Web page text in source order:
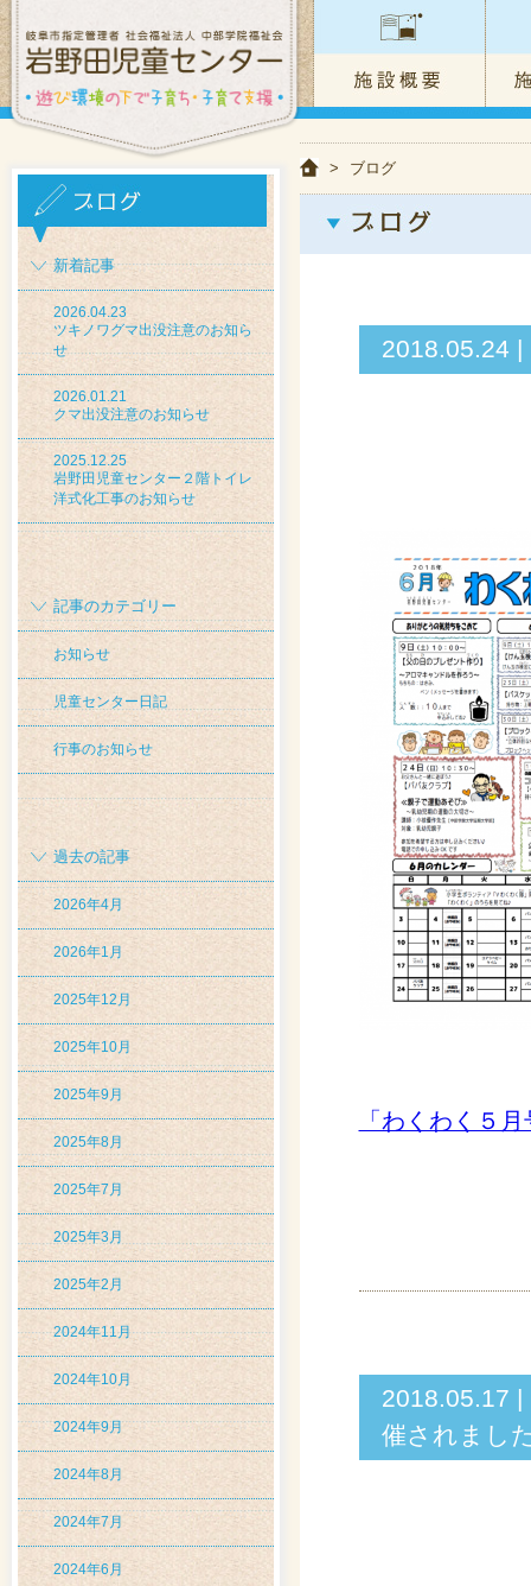
新着記事
2026.04.23
ツキノワグマ出没注意のお知ら
せ
2026.01.21
クマ出没注意のお知らせ
2025.12.25
岩野田児童センター２階トイレ
洋式化工事のお知らせ
記事のカテゴリー
お知らせ
児童センター日記
行事のお知らせ
過去の記事
2026年4月
2026年1月
2025年12月
2025年10月
2025年9月
2025年8月
2025年7月
2025年3月
2025年2月
2024年11月
2024年10月
2024年9月
2024年8月
2024年7月
2024年6月
> ブログ
2018.05.24
「わくわく５
2018.05.17
催されまし